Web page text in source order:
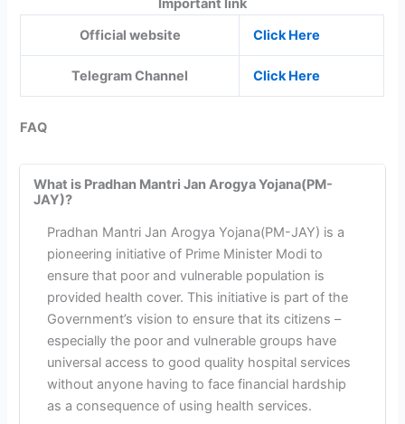
Important link
Official website
Click Here
Telegram Channel Click Here
FAQ
What is Pradhan Mantri Jan Arogya Yojana(PM-
JAY)?
Pradhan Mantri Jan Arogya Yojana(PM-JAY) is a
pioneering initiative of Prime Minister Modi to
ensure that poor and vulnerable population is
provided health cover. This initiative is part of the
Government’s vision to ensure that its citizens –
especially the poor and vulnerable groups have
universal access to good quality hospital services
without anyone having to face financial hardship
as a consequence of using health services.